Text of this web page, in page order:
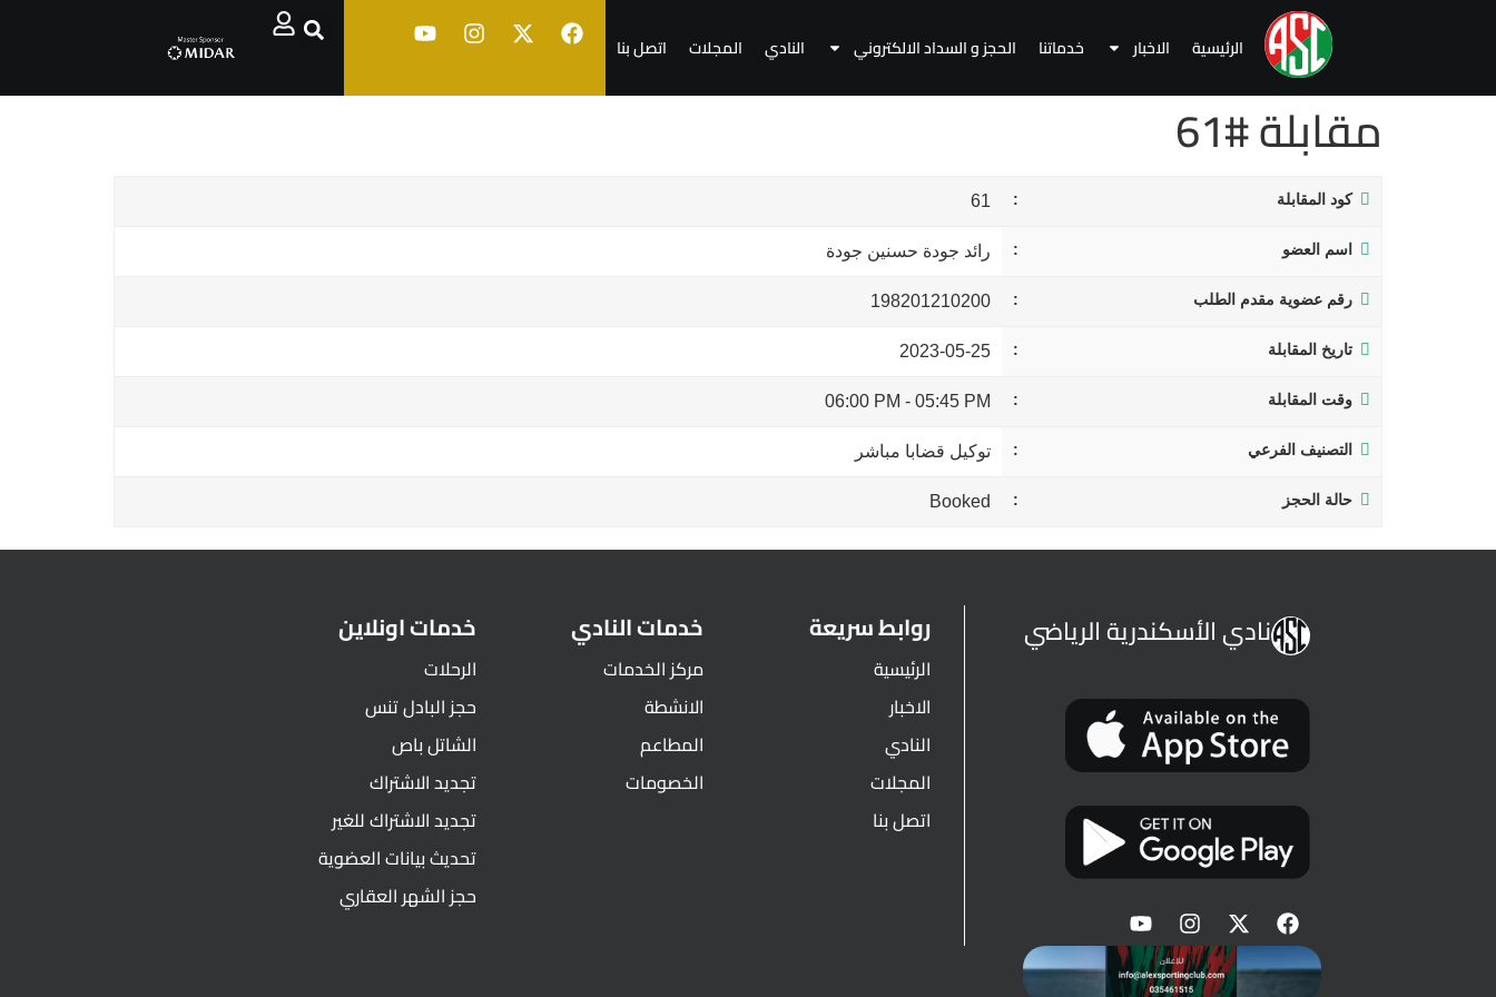
الرئيسية الاخبار خدماتنا الحجز و السداد الالكتروني النادي المجلات اتصل بنا
مقابلة #61
كود المقابلة 61
اسم العضو رائد جودة حسنين جودة
رقم عضوية مقدم الطلب 198201210200
تاريخ المقابلة 2023-05-25
وقت المقابلة 05:45 PM
-
06:00 PM
التصنيف الفرعي توكيل قضابا مباشر
حالة الحجز Booked
نادي الأسكندرية الرياضي روابط سريعة
الرئيسية
الاخبار
النادي
المجلات
اتصل بنا
خدمات النادي
مركز الخدمات
الانشطة
المطاعم
الخصومات
خدمات اونلاين
الرحلات
حجز البادل تنس
الشاتل باص
تجديد الاشتراك
تجديد الاشتراك للغير
تحديث بيانات العضوية
حجز الشهر العقاري